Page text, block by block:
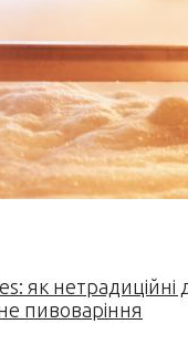
як нетрадиційні
пивоваріння